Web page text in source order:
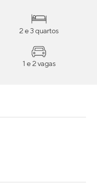
2 e 3 quartos
1 e 2 vagas